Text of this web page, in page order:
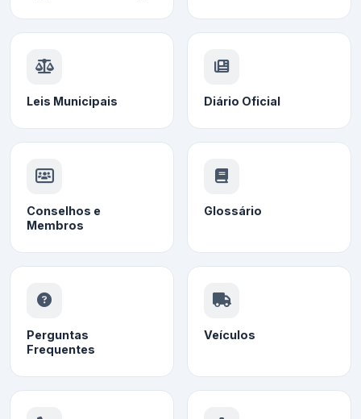
Leis Municipais Diário Oficial
Conselhos e
Membros
Glossário
Perguntas
Frequentes
Veículos